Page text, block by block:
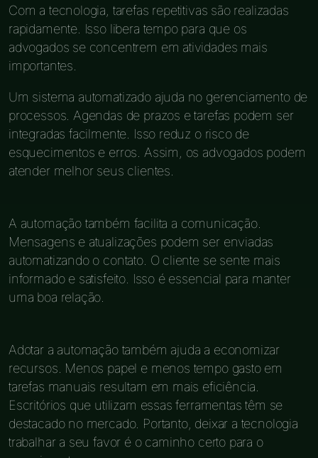
Com a tecnologia, tarefas repetitivas são realizadas
rapidamente. Isso libera tempo para que os
advogados se concentrem em atividades mais
importantes.
Um sistema automatizado ajuda no gerenciamento de
processos. Agendas de prazos e tarefas podem ser
integradas facilmente. Isso reduz o risco de
esquecimentos e erros. Assim, os advogados podem
atender melhor seus clientes.
A automação também facilita a comunicação.
Mensagens e atualizações podem ser enviadas
automatizando o contato. O cliente se sente mais
informado e satisfeito. Isso é essencial para manter
uma boa relação.
Adotar a automação também ajuda a economizar
recursos. Menos papel e menos tempo gasto em
tarefas manuais resultam em mais eficiência.
Escritórios que utilizam essas ferramentas têm se
destacado no mercado. Portanto, deixar a tecnologia
trabalhar a seu favor é o caminho certo para o